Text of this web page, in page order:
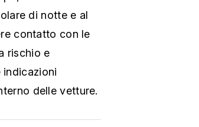
di notte e al
contatto con le
rischio e
indicazioni
delle vetture.